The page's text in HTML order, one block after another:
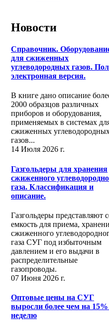
Новости
Справочник.
для сжиженных
углеводородных газов.
электронная версия.
В книге дано описание
2000 образцов различных
приборов и оборудования,
применяемых в системах
сжиженных
газов...
14 Июля 2026 г.
Газгольдеры для хранения
сжиженного
газа. Классификация и
описание.
Газгольдеры представляют
емкость для приема,
сжиженного
газа СУГ под избыточным
давлением и его выдачи в
распределительные
газопроводы.
07 Июня 2026 г.
Оптовые цены на СУГ
выросли более чем на 15%
неделю